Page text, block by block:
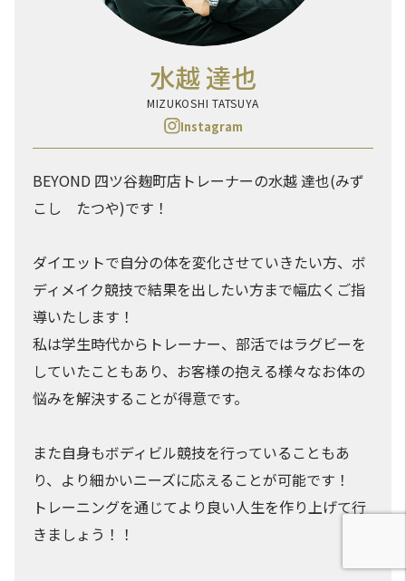
水越 達也
MIZUKOSHI TATSUYA
Instagram
BEYOND 四ツ谷麹町店トレーナーの水越 達也(みず
こし たつや)です！
ダイエットで自分の体を変化させていきたい方、ボ
ディメイク競技で結果を出したい方まで幅広くご指
導いたします！
私は学生時代からトレーナー、部活ではラグビーを
していたこともあり、お客様の抱える様々なお体の
悩みを解決することが得意です。
また自身もボディビル競技を行っていることもあ
り、より細かいニーズに応えることが可能です！
トレーニングを通じてより良い人生を作り上げて行
きましょう！！